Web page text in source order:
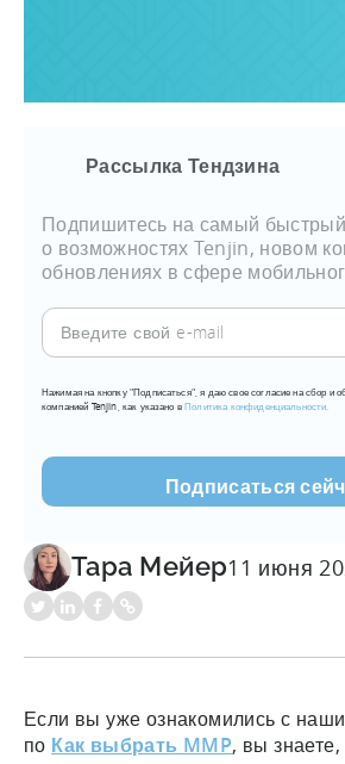
Рассылка Тендзина
Подпишитесь на самый быстрый
о возможностях Tenjin, новом
обновлениях в сфере
Введите
свой
mail
Нажимая на кнопку "Подписаться", я даю свое согласие на сбор и
компанией Tenjin, как указано вПолитика конфиденциальности.
Тара Мейер11 июня
Если вы уже ознакомились с
по Как выбрать MMP, вы